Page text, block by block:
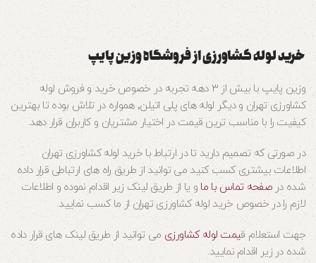
خرید لوله کشاورزی از فروشگاه وزین پایپ
وزین پایپ با بیش از ۳ دهه تجربه در خصوص خرید و فروش لوله
کشاورزی تهران و دیگر لوله های پلی اتیلن٬ همواره در تلاش بوده تا بهترین
کیفیت را با مناسب ترین قیمت در اختیار مشتریان و کاربران قرار دهد.
در صورتی که تصمیم دارید تا در ارتباط با خرید لوله کشاورزی تهران
اطلاعات بیشتری کسب کنید می توانید از طریق راه های ارتباطی قرار داده
شده درصفحه تماس با ماو یا از طریق لینک زیر اقدام نموده و اطلاعات
لازم را در خصوص خرید لوله کشاورزی تهران از ما کسب نمایید.
جهت استعلام قیمت لوله کشاورزیمی توانید از طریق لینک های قرار داده
شده در زیر اقدام نمایید.